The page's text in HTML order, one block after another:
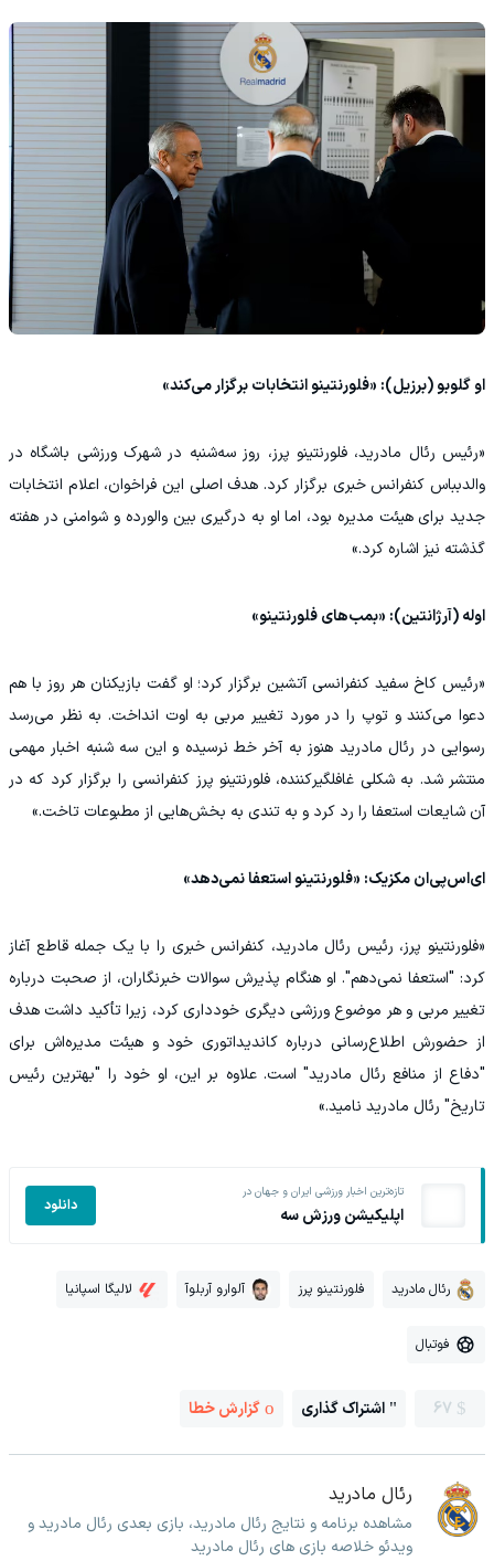
او گلوبو (برزیل): «فلورنتینو انتخابات برگزار می‌کند»
«رئیس رئال مادرید، فلورنتینو پرز، روز سه‌شنبه در شهرک ورزشی باشگاه در
والدبباس کنفرانس خبری برگزار کرد. هدف اصلی این فراخوان، اعلام انتخابات
جدید برای هیئت مدیره بود، اما او به درگیری بین والورده و شوامنی در هفته
گذشته نیز اشاره کرد.»
اوله (آرژانتین): «بمب‌های فلورنتینو»
«رئیس کاخ سفید کنفرانسی آتشین برگزار کرد؛ او گفت بازیکنان هر روز با هم
دعوا می‌کنند و توپ را در مورد تغییر مربی به اوت انداخت. به نظر می‌رسد
رسوایی در رئال مادرید هنوز به آخر خط نرسیده و این سه شنبه اخبار مهمی
منتشر شد. به شکلی غافلگیرکننده، فلورنتینو پرز کنفرانسی را برگزار کرد که در
آن شایعات استعفا را رد کرد و به تندی به بخش‌هایی از مطبوعات تاخت.»
ای‌اس‌پی‌ان مکزیک: «فلورنتینو استعفا نمی‌دهد»
«فلورنتینو پرز، رئیس رئال مادرید، کنفرانس خبری را با یک جمله قاطع آغاز
کرد: "استعفا نمی‌دهم". او هنگام پذیرش سوالات خبرنگاران، از صحبت درباره
تغییر مربی و هر موضوع ورزشی دیگری خودداری کرد، زیرا تأکید داشت هدف
از حضورش اطلاع‌رسانی درباره کاندیداتوری خود و هیئت مدیره‌اش برای
"دفاع از منافع رئال مادرید" است. علاوه بر این، او خود را "بهترین رئیس
تاریخ" رئال مادرید نامید.»
تازه‌ترین اخبار ورزشی ایران و جهان در
اپلیکیشن ورزش سه دانلود
رئال مادرید فلورنتینو پرز آلوارو آربلوآ لالیگا اسپانیا
فوتبال
67 اشتراک گذاری گزارش خطا
رئال مادرید
مشاهده برنامه و نتایج رئال مادرید، بازی بعدی رئال مادرید و
ویدئو خلاصه بازی های رئال مادرید